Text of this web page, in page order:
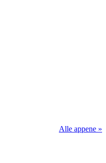
Alle appene »